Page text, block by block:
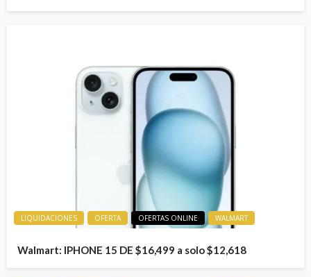
LIQUIDACIONES OFERTA OFERTAS ONLINE WALMART
Walmart: IPHONE 15 DE $16,499 a solo $12,618